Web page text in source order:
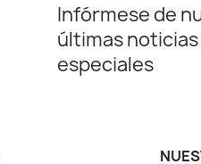
Infórmese de
últimas
especiales